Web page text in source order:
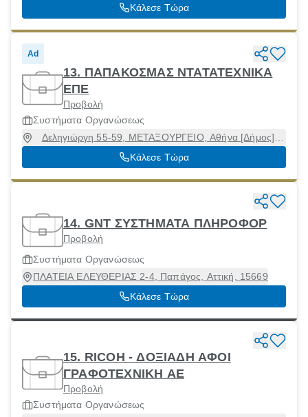
Κάλεσε Τώρα
Ad
13. ΠΑΠΑΚΟΣΜΑΣ ΝΤΑΤΑΤΕΧΝΙΚΑ
ΕΠΕ
Προβολή
Συστήματα Οργανώσεως
Δεληγιώργη 55-59, ΜΕΤΑΞΟΥΡΓΕΙΟ, Αθήνα [Δήμος],
Αττική, 10437
Κάλεσε Τώρα
14. GNT ΣΥΣΤΗΜΑΤΑ ΠΛΗΡΟΦΟΡ
Προβολή
Συστήματα Οργανώσεως
ΠΛΑΤΕΙΑ ΕΛΕΥΘΕΡΙΑΣ 2-4, Παπάγος, Αττική, 15669
Κάλεσε Τώρα
15. RICOH - ΔΟΞΙΑΔΗ ΑΦΟΙ
ΓΡΑΦΟΤΕΧΝΙΚΗ ΑΕ
Προβολή
Συστήματα Οργανώσεως